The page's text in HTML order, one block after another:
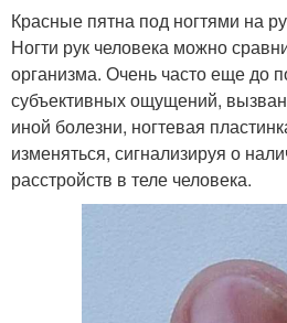
Красные пятна под ногтями на
Ногти рук человека можно
организма. Очень часто еще до
субъективных ощущений,
иной болезни, ногтевая
изменяться, сигнализируя о
расстройств в теле человека.